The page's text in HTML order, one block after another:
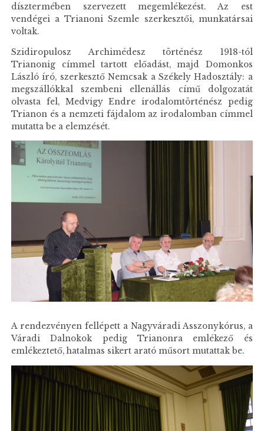
dísztermében szervezett megemlékezést. Az est
vendégei a Trianoni Szemle szerkesztői, munkatársai
voltak.
Szidiropulosz Archimédesz történész 1918-tól
Trianonig címmel tartott előadást, majd Domonkos
László író, szerkesztő Nemcsak a Székely Hadosztály: a
megszállókkal szembeni ellenállás című dolgozatát
olvasta fel, Medvigy Endre irodalomtörténész pedig
Trianon és a nemzeti fájdalom az irodalomban címmel
mutatta be a elemzését.
A rendezvényen fellépett a Nagyváradi Asszonykórus, a
Váradi Dalnokok pedig Trianonra emlékező és
emlékeztető, hatalmas sikert arató műsort mutattak be.